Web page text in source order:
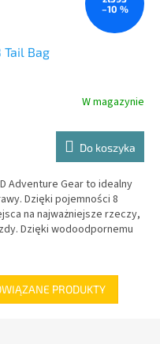
–10 %
Tail Bag
W magazynie
Do koszyka
Adventure Gear to idealny
Dzięki pojemności 8
na najważniejsze rzeczy,
Dzięki wodoodpornemu
PRODUKTY